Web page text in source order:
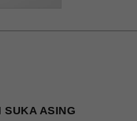
SUKA ASING